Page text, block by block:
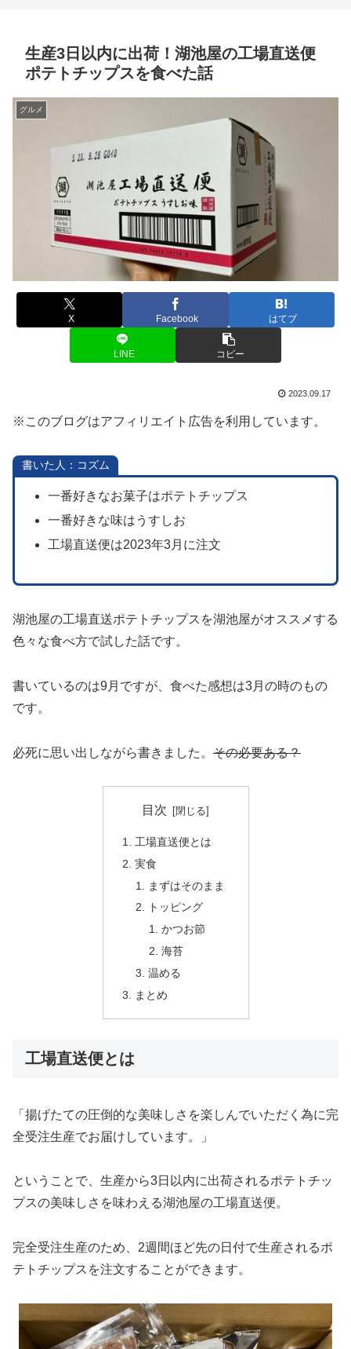
生産3日以内に出荷！湖池屋の工場直送便
ポテトチップスを食べた話
グルメ
X Facebook はてブ
LINE コピー
2023.09.17
※このブログはアフィリエイト広告を利用しています。
書いた人：コズム
一番好きなお菓子はポテトチップス
一番好きな味はうすしお
工場直送便は2023年3月に注文
湖池屋の工場直送ポテトチップスを湖池屋がオススメする
色々な食べ方で試した話です。
書いているのは9月ですが、食べた感想は3月の時のもの
です。
必死に思い出しながら書きました。 その必要ある？
目次
工場直送便とは
実食
まずはそのまま
トッピング
かつお節
海苔
温める
まとめ
工場直送便とは
「揚げたての圧倒的な美味しさを楽しんでいただく為に完
全受注生産でお届けしています。」
ということで、生産から3日以内に出荷されるポテトチッ
プスの美味しさを味わえる湖池屋の工場直送便。
完全受注生産のため、2週間ほど先の日付で生産されるポ
テトチップスを注文することができます。